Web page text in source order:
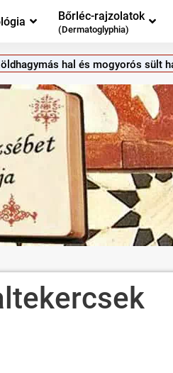
Bőrléc-rajzolatok
(Dermatoglyphia)
hal és mogyorós sült